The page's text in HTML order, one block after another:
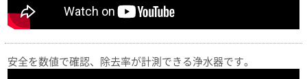
安全を数値で確認、除去率が計測できる浄水器です。